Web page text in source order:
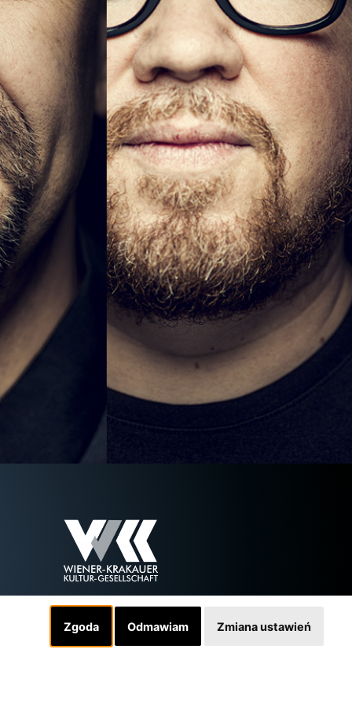
Zgoda Odmawiam Zmiana ustawień